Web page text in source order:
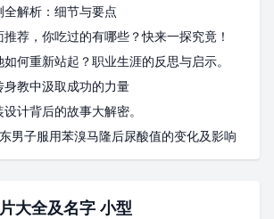
解析：细节与要点
荐，你吃过的有哪些？快来一探究竟！
何重新站起？职业生涯的反思与启示。
身教中汲取成功的力量
计背后的故事大解密。
男子服用苯溴马隆后尿酸值的变化及影响
大全及名字 小型